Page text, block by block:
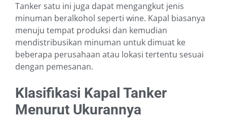
Tanker satu ini juga dapat mengangkut jenis
minuman beralkohol seperti wine. Kapal biasanya
menuju tempat produksi dan kemudian
mendistribusikan minuman untuk dimuat ke
beberapa perusahaan atau lokasi tertentu sesuai
dengan pemesanan.
Klasifikasi Kapal Tanker
Menurut Ukurannya